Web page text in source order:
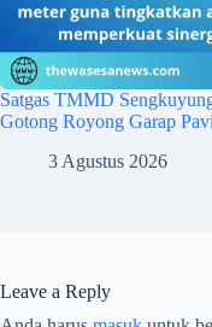
Satgas TMMD
Gotong Royong Garap
3 Agustus 2026
Leave a Reply